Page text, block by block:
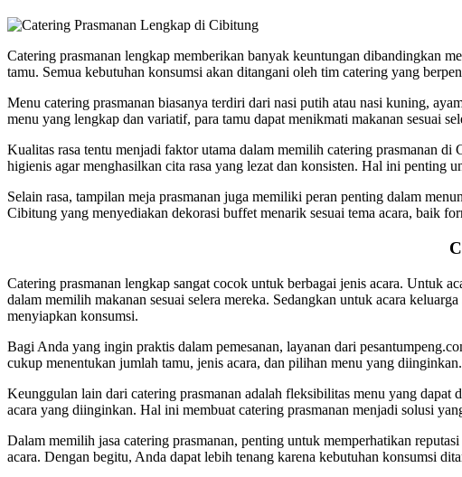
Catering prasmanan lengkap memberikan banyak keuntungan dibandingkan
tamu. Semua kebutuhan konsumsi akan ditangani oleh tim catering yang
Menu catering prasmanan biasanya terdiri dari nasi putih atau nasi kuning,
menu yang lengkap dan variatif, para tamu dapat menikmati makanan sesuai
Kualitas rasa tentu menjadi faktor utama dalam memilih catering prasmanan
higienis agar menghasilkan cita rasa yang lezat dan konsisten. Hal ini penting
Selain rasa, tampilan meja prasmanan juga memiliki peran penting dalam
Cibitung yang menyediakan dekorasi buffet menarik sesuai tema acara, baik
Catering prasmanan lengkap sangat cocok untuk berbagai jenis acara. Untuk
dalam memilih makanan sesuai selera mereka. Sedangkan untuk acara
menyiapkan konsumsi.
Bagi Anda yang ingin praktis dalam pemesanan, layanan dari
cukup menentukan jumlah tamu, jenis acara, dan pilihan menu yang
Keunggulan lain dari catering prasmanan adalah fleksibilitas menu yang dapat
acara yang diinginkan. Hal ini membuat catering prasmanan menjadi solusi
Dalam memilih jasa catering prasmanan, penting untuk memperhatikan
acara. Dengan begitu, Anda dapat lebih tenang karena kebutuhan konsumsi